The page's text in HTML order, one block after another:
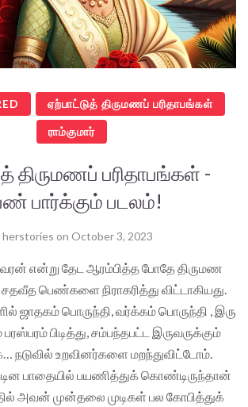
ஏற்பாட்டுத் திருமணப் பரிதாபங்கள்
ராம்குமார்
திருமணப் பரிதாபங்கள் -
பார்க்கும் படலம்!
herstories on October 3, 2023
வரன் என்று தேட ஆரம்பித்த போதே திருமண
பெண்களை நிராகரித்து விட்டாகியது.
ஜாதகம் பொருந்தி, வர்க்கம் பொருந்தி , இரு
பரஸ்பரம் பிடித்து, சம்பந்தபட்ட இருவருக்கும்
நடுவில் உறவினர்களை மறந்துவிட்டோம்.
பாதையில் பயணித்துக் கொண்டிருந்தான்
அவன் முன்தலை முடிகள் பல கோபித்துக்